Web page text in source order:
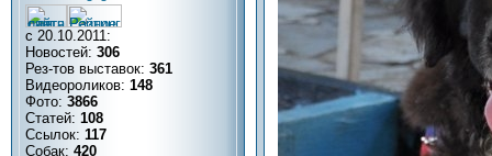
с 20.10.2011:
Новостей: 306
Рез-тов выставок: 361
Видеороликов: 148
Фото: 3866
Статей: 108
Ссылок: 117
Собак: 420